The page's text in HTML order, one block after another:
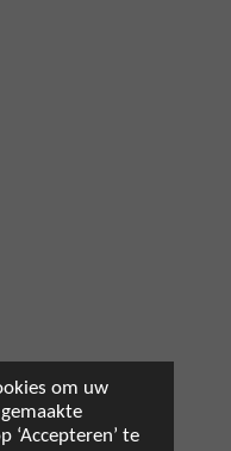
om uw
‘Accepteren’ te